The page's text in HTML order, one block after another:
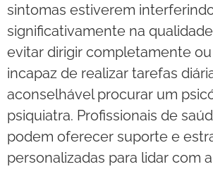
sintomas estiverem
significativamente na
evitar dirigir completamente
incapaz de realizar tarefas
aconselhável procurar um
psiquiatra. Profissionais de
podem oferecer suporte e
personalizadas para lidar com